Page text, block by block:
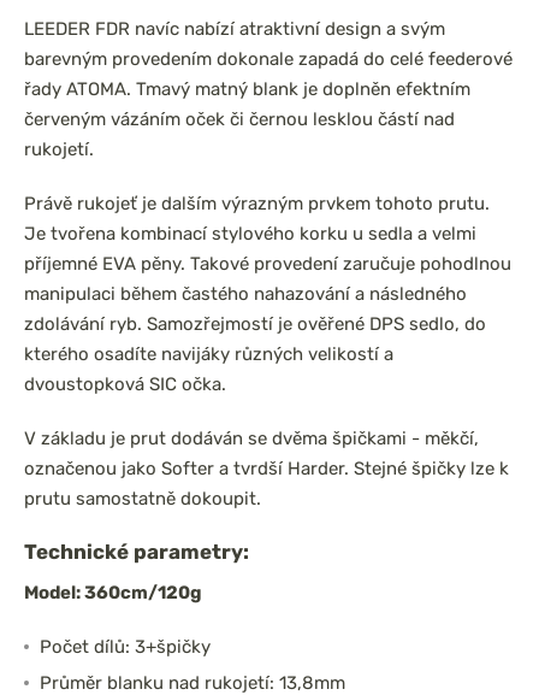
LEEDER FDR navíc nabízí atraktivní design a svým
barevným provedením dokonale zapadá do celé feederové
řady ATOMA. Tmavý matný blank je doplněn efektním
červeným vázáním oček či černou lesklou částí nad
rukojetí.
Právě rukojeť je dalším výrazným prvkem tohoto prutu.
Je tvořena kombinací stylového korku u sedla a velmi
příjemné EVA pěny. Takové provedení zaručuje pohodlnou
manipulaci během častého nahazování a následného
zdolávání ryb. Samozřejmostí je ověřené DPS sedlo, do
kterého osadíte navijáky různých velikostí a
dvoustopková SIC očka.
V základu je prut dodáván se dvěma špičkami - měkčí,
označenou jako Softer a tvrdší Harder. Stejné špičky lze k
prutu samostatně dokoupit.
Technické parametry:
Model: 360cm/120g
Počet dílů: 3+špičky
Průměr blanku nad rukojetí: 13,8mm